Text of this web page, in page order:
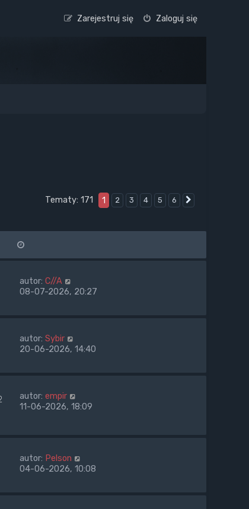
Zaloguj się
Zarejestruj się
Tematy: 171 1 2 3 4 5 6
autor: C//A
08-07-2026, 20:27
autor: Sybir
20-06-2026, 14:40
autor: empir
11-06-2026, 18:09
autor: Pelson
04-06-2026, 10:08